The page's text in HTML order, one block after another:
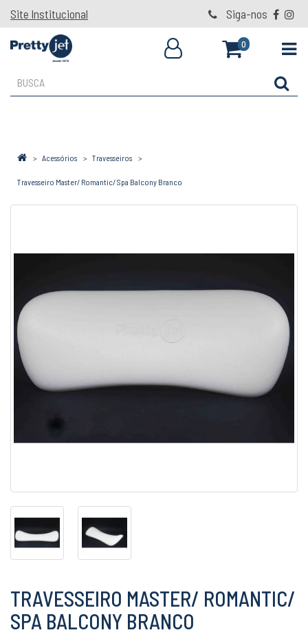
Site Institucional Siga-nos
0
Acessórios Travesseiros
Travesseiro Master/ Romantic/ Spa Balcony Branco
TRAVESSEIRO MASTER/ ROMANTIC/
SPA BALCONY BRANCO